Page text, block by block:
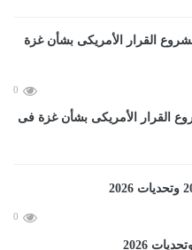
0
القرار الأمريكى بشأن غزة فى
0